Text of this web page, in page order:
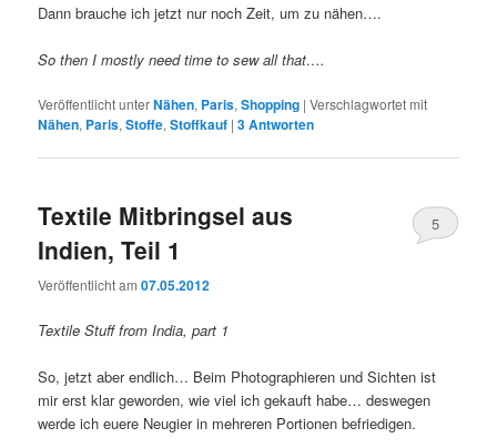
Dann brauche ich jetzt nur noch Zeit, um zu nähen….
So then I mostly need time to sew all that….
Veröffentlicht unterNähen, Paris,Shopping |Verschlagwortet mit
Nähen, Paris,Stoffe,Stoffkauf |3Antworten
Textile Mitbringsel aus
Indien, Teil 1
Veröffentlicht am07.05.2012
5
Textile Stuff from India, part 1
So, jetzt aber endlich… Beim Photographieren und Sichten ist
mir erst klar geworden, wie viel ich gekauft habe… deswegen
werde ich euere Neugier in mehreren Portionen befriedigen.